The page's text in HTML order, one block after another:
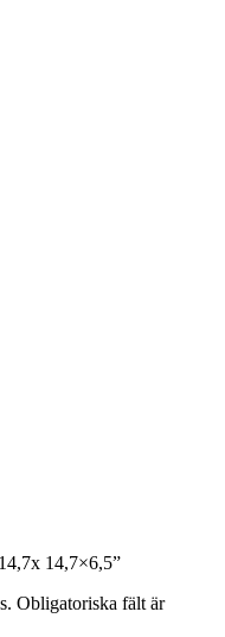
14,7×6,5”
Obligatoriska fält är